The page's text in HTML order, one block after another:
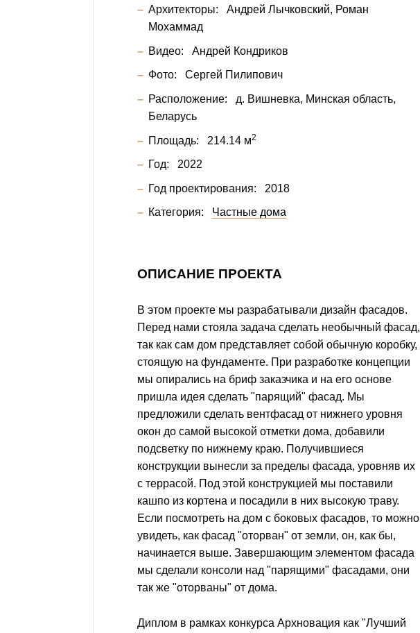
Архитекторы: Андрей Лычковский
Роман
Мохаммад
Видео: Андрей Кондриков
Фото: Сергей Пилипович
Расположение:
д. Вишневка, Минская область,
Беларусь
Площадь: 214.14 м2
Год: 2022
Год проектирования: 2018
Категория: Частные дома
ОПИСАНИЕ ПРОЕКТА
В этом проекте мы разрабатывали дизайн фасадов.
Перед нами стояла задача сделать необычный фасад,
так как сам дом представляет собой обычную коробку,
стоящую на фундаменте. При разработке концепции
мы опирались на бриф заказчика и на его основе
пришла идея сделать "парящий" фасад. Мы
предложили сделать вентфасад от нижнего уровня
окон до самой высокой отметки дома, добавили
подсветку по нижнему краю. Получившиеся
конструкции вынесли за пределы фасада, уровняв их
с террасой. Под этой конструкцией мы поставили
кашпо из кортена и посадили в них высокую траву.
Если посмотреть на дом с боковых фасадов, то можно
увидеть, как фасад "оторван" от земли, он, как бы,
начинается выше. Завершающим элементом фасада
мы сделали консоли над "парящими" фасадами, они
так же "оторваны" от дома.
Диплом в рамках конкурса Архновация как "Лучший